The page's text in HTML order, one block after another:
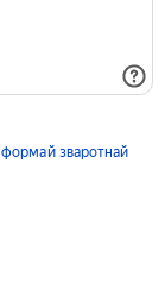
формай зваротнай